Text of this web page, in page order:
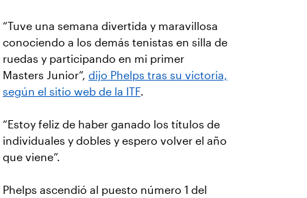
“Tuve una semana divertida y maravillosa
conociendo a los demás tenistas en silla de
ruedas y participando en mi primer
Masters Junior”, dijo Phelps tras su victoria,
según el sitio web de la ITF.
“Estoy feliz de haber ganado los títulos de
individuales y dobles y espero volver el año
que viene”.
Phelps ascendió al puesto número 1 del